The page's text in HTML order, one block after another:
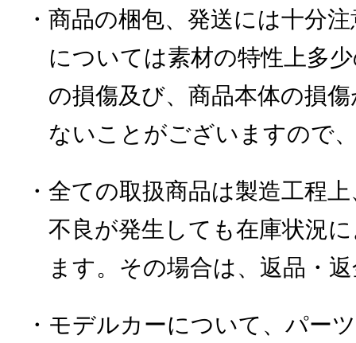
・商品の梱包、発送には十分
については素材の特性上多
の損傷及び、商品本体の損
ないことがございますので
・全ての取扱商品は製造工程
不良が発生しても在庫状況
ます。その場合は、返品・
・モデルカーについて、パー